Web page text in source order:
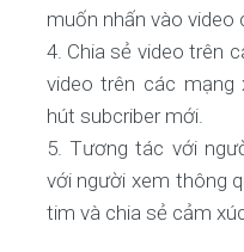
muốn nhấn vào video
Chia sẻ video trên
video trên các
hút subcriber mới.
Tương tác với
với người xem thông
tim và chia sẻ cảm